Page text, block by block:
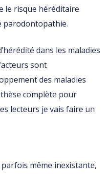
le risque héréditaire
parodontopathie.
dans les maladies
sont
des maladies
complète pour
lecteurs je vais faire un
même inexistante,